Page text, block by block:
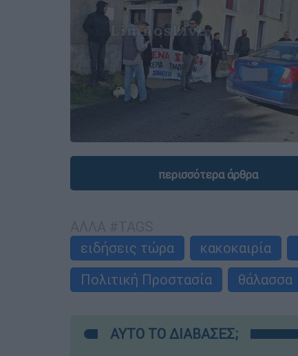
περισσότερα άρθρα
ειδήσεις τώρα
κακοκαιρία
Πολιτική Προστασία
θάλασσα
ΑΥΤΟ ΤΟ ΔΙΑΒΑΣΕΣ;